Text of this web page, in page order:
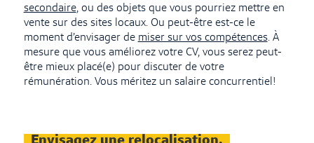
secondaire, ou des objets que vous pourriez mettre en
vente sur des sites locaux. Ou peut-être est-ce le
moment d’envisager de miser sur vos compétences. À
mesure que vous améliorez votre CV, vous serez peut-
être mieux placé(e) pour discuter de votre
rémunération. Vous méritez un salaire concurrentiel!